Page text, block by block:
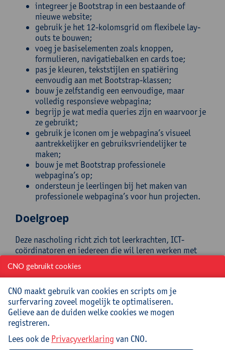
integreer je Bootstrap in een bestaande of
nieuwe website;
gebruik je het 12-kolomsgrid om flexibele lay-
outs te bouwen;
voeg je basiselementen zoals knoppen,
formulieren, navigatiebalken en cards toe;
pas je kleuren, tekststijlen en spatiëring
eenvoudig aan met Bootstrap-klassen;
bouw je zelfstandig een eenvoudige, maar
volledig responsieve webpagina;
begrijp je wat media queries zijn en waarvoor je
ze gebruikt;
gebruik je iconen om je webpagina’s visueel
aantrekkelijker en gebruiksvriendelijker te
maken;
bouw je met Bootstrap professionele
webpagina’s op;
ondersteun je leerlingen bij het maken van
professionele webpagina’s voor hun projecten.
Doelgroep
Deze nascholing richt zich tot leerkrachten, ICT-
coördinatoren en iedereen die wil leren werken met
aanbevolen, maar niet strikt noodzakelijk.
CSS Essentials te volgen.
Mee te brengen door cursist
Opgeladen laptop (Windows/MacOS)
CNO gebruikt cookies
CNO maakt gebruik van cookies en scripts om je
surfervaring zoveel mogelijk te optimaliseren.
Gelieve aan de duiden welke cookies we mogen
registreren.
Lees ook de Privacyverklaring van CNO.